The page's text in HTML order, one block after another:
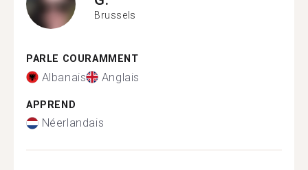
Brussels
PARLE COURAMMENT
Albanais Anglais
APPREND
Néerlandais